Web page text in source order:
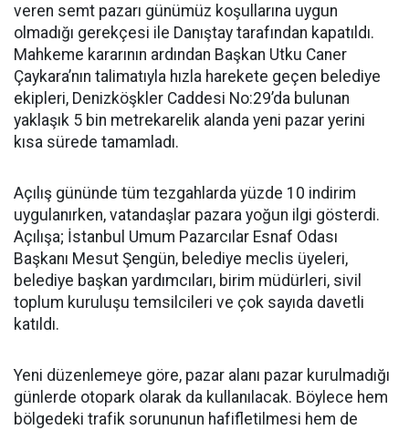
veren semt pazarı günümüz koşullarına uygun
olmadığı gerekçesi ile Danıştay tarafından kapatıldı.
Mahkeme kararının ardından Başkan Utku Caner
Çaykara’nın talimatıyla hızla harekete geçen belediye
ekipleri, Denizköşkler Caddesi No:29’da bulunan
yaklaşık 5 bin metrekarelik alanda yeni pazar yerini
kısa sürede tamamladı.
Açılış gününde tüm tezgahlarda yüzde 10 indirim
uygulanırken, vatandaşlar pazara yoğun ilgi gösterdi.
Açılışa; İstanbul Umum Pazarcılar Esnaf Odası
Başkanı Mesut Şengün, belediye meclis üyeleri,
belediye başkan yardımcıları, birim müdürleri, sivil
toplum kuruluşu temsilcileri ve çok sayıda davetli
katıldı.
Yeni düzenlemeye göre, pazar alanı pazar kurulmadığı
günlerde otopark olarak da kullanılacak. Böylece hem
bölgedeki trafik sorununun hafifletilmesi hem de